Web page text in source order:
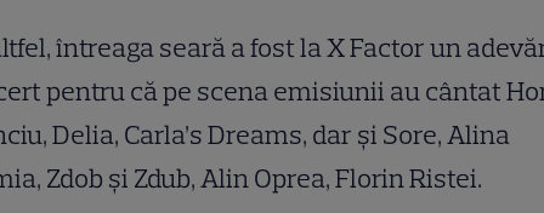
întreaga seară a fost la X Factor un
pentru că pe scena emisiunii au cântat
Delia, Carla’s Dreams, dar şi Sore, Alina
Zdob şi Zdub, Alin Oprea, Florin Ristei.